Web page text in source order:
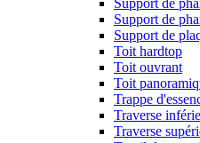
Support de
Support de
Support de
Toit hardtop
Toit ouvrant
Toit
Trappe
Traverse
Traverse